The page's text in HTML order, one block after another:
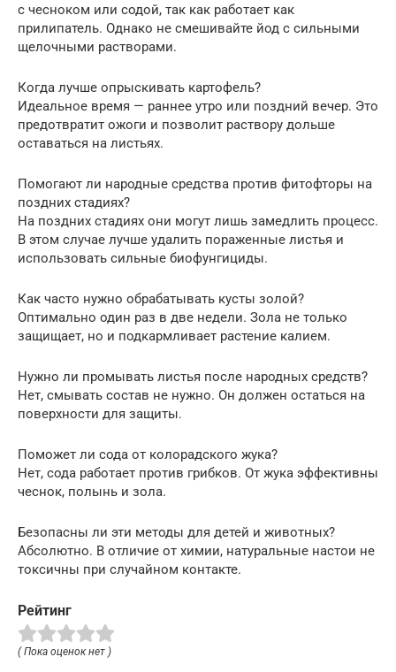
с чесноком или содой, так как работает как
прилипатель. Однако не смешивайте йод с сильными
щелочными растворами.
Когда лучше опрыскивать картофель?
Идеальное время — раннее утро или поздний вечер. Это
предотвратит ожоги и позволит раствору дольше
оставаться на листьях.
Помогают ли народные средства против фитофторы на
поздних стадиях?
На поздних стадиях они могут лишь замедлить процесс.
В этом случае лучше удалить пораженные листья и
использовать сильные биофунгициды.
Как часто нужно обрабатывать кусты золой?
Оптимально один раз в две недели. Зола не только
защищает, но и подкармливает растение калием.
Нужно ли промывать листья после народных средств?
Нет, смывать состав не нужно. Он должен остаться на
поверхности для защиты.
Поможет ли сода от колорадского жука?
Нет, сода работает против грибков. От жука эффективны
чеснок, полынь и зола.
Безопасны ли эти методы для детей и животных?
Абсолютно. В отличие от химии, натуральные настои не
токсичны при случайном контакте.
Рейтинг
( Пока оценок нет )